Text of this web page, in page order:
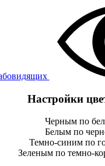
Настройки
Черным по
Белым по
Темно-синим по
Зеленым по темно-